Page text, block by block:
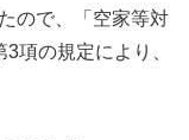
ので、「空家等対
項の規定により、